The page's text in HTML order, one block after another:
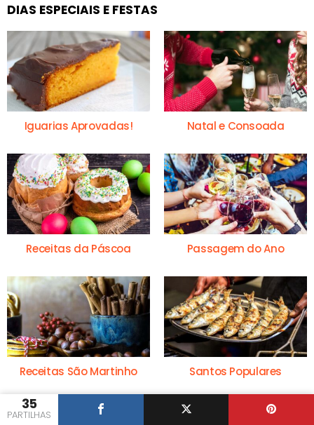
35
PARTILHAS
DIAS ESPECIAIS E FESTAS
Iguarias Aprovadas! Natal e Consoada
Receitas da Páscoa Passagem do Ano
Receitas São Martinho Santos Populares